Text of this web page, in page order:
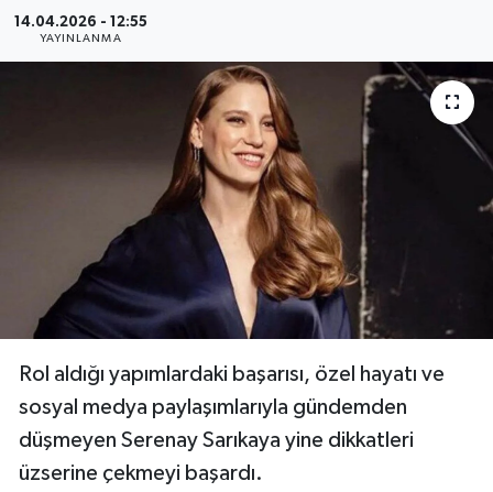
14.04.2026 - 12:55
YAYINLANMA
Rol aldığı yapımlardaki başarısı, özel hayatı ve
sosyal medya paylaşımlarıyla gündemden
düşmeyen Serenay Sarıkaya yine dikkatleri
üzserine çekmeyi başardı.
Kültür Sanat